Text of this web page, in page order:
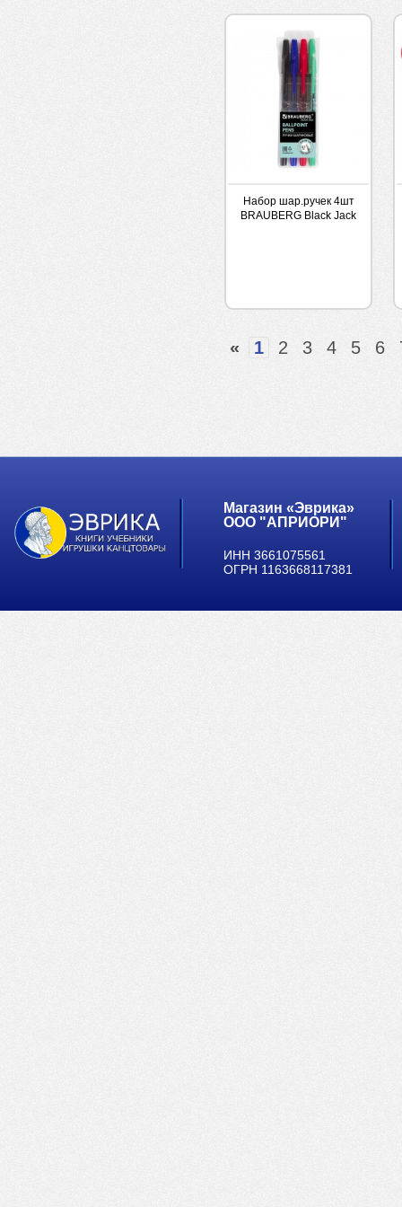
Набор шар.ручек 4шт
BRAUBERG Black Jack
« 1 2 3 4 5 6
Магазин «Эврика»
ООО "АПРИОРИ"
ИНН 3661075561
ОГРН 1163668117381